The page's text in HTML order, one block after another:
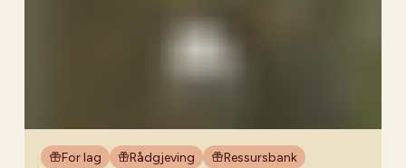
For lag Rådgjeving Ressursbank